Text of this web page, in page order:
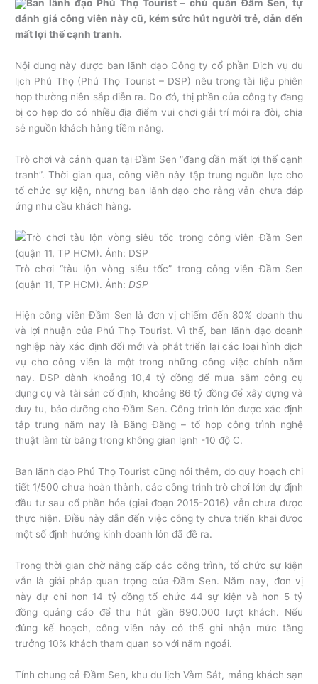
Ban lãnh đạo Phú Thọ Tourist – chủ quản Đầm Sen, tự
đánh giá công viên này cũ, kém sức hút người trẻ, dẫn đến
mất lợi thế cạnh tranh.
Nội dung này được ban lãnh đạo Công ty cổ phần Dịch vụ du
lịch Phú Thọ (Phú Thọ Tourist – DSP) nêu trong tài liệu phiên
họp thường niên sắp diễn ra. Do đó, thị phần của công ty đang
bị co hẹp do có nhiều địa điểm vui chơi giải trí mới ra đời, chia
sẻ nguồn khách hàng tiềm năng.
Trò chơi và cảnh quan tại Đầm Sen “đang dần mất lợi thế cạnh
tranh”. Thời gian qua, công viên này tập trung nguồn lực cho
tổ chức sự kiện, nhưng ban lãnh đạo cho rằng vẫn chưa đáp
ứng nhu cầu khách hàng.
Trò chơi “tàu lộn vòng siêu tốc” trong công viên Đầm Sen
(quận 11, TP HCM). Ảnh: DSP
Hiện công viên Đầm Sen là đơn vị chiếm đến 80% doanh thu
và lợi nhuận của Phú Thọ Tourist. Vì thế, ban lãnh đạo doanh
nghiệp này xác định đổi mới và phát triển lại các loại hình dịch
vụ cho công viên là một trong những công việc chính năm
nay. DSP dành khoảng 10,4 tỷ đồng để mua sắm công cụ
dụng cụ và tài sản cố định, khoảng 86 tỷ đồng để xây dựng và
duy tu, bảo dưỡng cho Đầm Sen. Công trình lớn được xác định
tập trung năm nay là Băng Đăng – tổ hợp công trình nghệ
thuật làm từ băng trong không gian lạnh -10 độ C.
Ban lãnh đạo Phú Thọ Tourist cũng nói thêm, do quy hoạch chi
tiết 1/500 chưa hoàn thành, các công trình trò chơi lớn dự định
đầu tư sau cổ phần hóa (giai đoạn 2015-2016) vẫn chưa được
thực hiện. Điều này dẫn đến việc công ty chưa triển khai được
một số định hướng kinh doanh lớn đã đề ra.
Trong thời gian chờ nâng cấp các công trình, tổ chức sự kiện
vẫn là giải pháp quan trọng của Đầm Sen. Năm nay, đơn vị
này dự chi hơn 14 tỷ đồng tổ chức 44 sự kiện và hơn 5 tỷ
đồng quảng cáo để thu hút gần 690.000 lượt khách. Nếu
đúng kế hoạch, công viên này có thể ghi nhận mức tăng
trưởng 10% khách tham quan so với năm ngoái.
Tính chung cả Đầm Sen, khu du lịch Vàm Sát, mảng khách sạn